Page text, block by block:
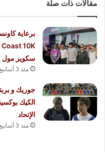
مقالات ذات صلة
سكوير مول
منذ 3 أسابيع
جوريك و
الكيك
الإتحاد
منذ 3 أسابيع